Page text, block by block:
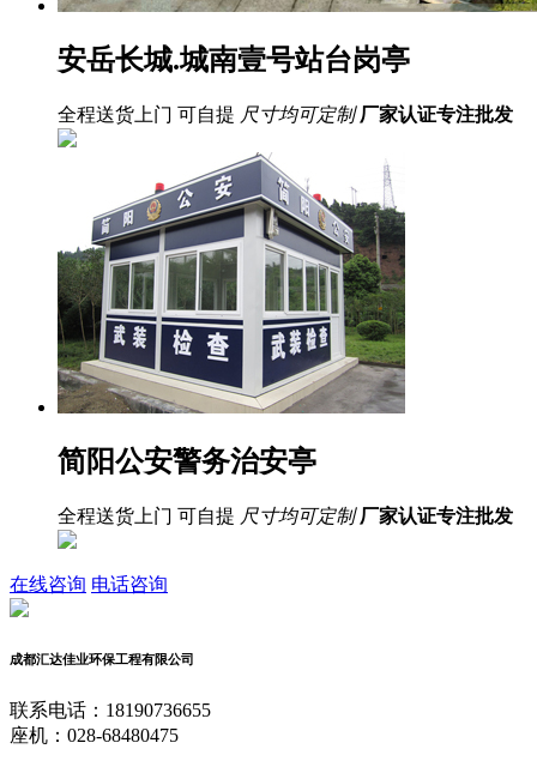
安岳长城.城南壹号站台岗亭
全程送货上门 可自提 尺寸均可定制 厂家认证专注批发
简阳公安警务治安亭
全程送货上门 可自提 尺寸均可定制 厂家认证专注批发
在线咨询 电话咨询
成都汇达佳业环保工程有限公司
联系电话：18190736655
座机：028-68480475